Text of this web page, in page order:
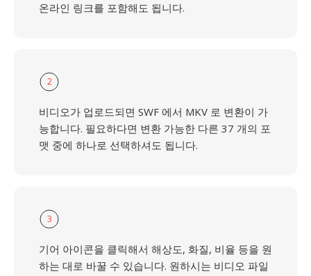
온라인 링크를 포함해도 됩니다.
2
비디오가 업로드되면 SWF 에서 MKV 로 변환이 가
능합니다. 필요하다면 변환 가능한 다른 37 개의 포
맷 중에 하나로 선택하셔도 됩니다.
3
기어 아이콘을 클릭해서 해상도, 화질, 비율 등을 원
하는 대로 바꿀 수 있습니다. 원하시는 비디오 파일